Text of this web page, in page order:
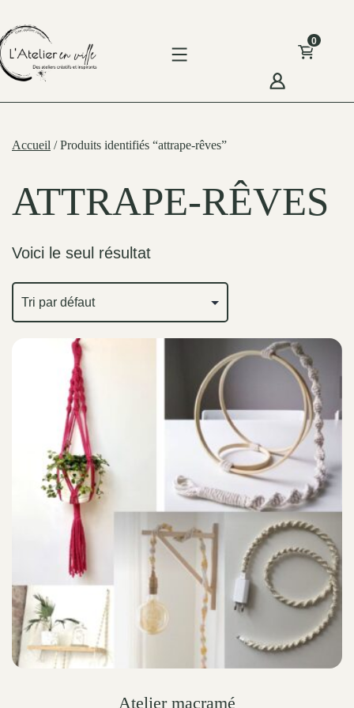
to
content
0
Accueil / Produits identifiés “attrape-rêves”
ATTRAPE-RÊVES
Voici le seul résultat
Atelier macramé